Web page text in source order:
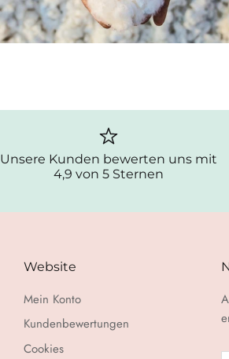
Unsere Kunden bewerten uns mit
4,9 von 5 Sternen
Website
Mein Konto
Kundenbewertungen
Cookies